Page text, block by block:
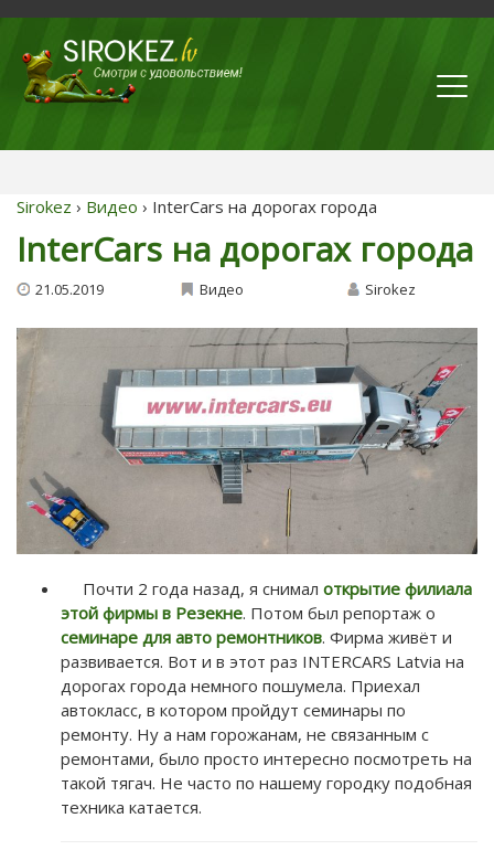
Sirokez › Видео › InterCars на дорогах города
InterCars на дорогах города
21.05.2019 Видео Sirokez
Почти 2 года назад, я снимал открытие филиала
этой фирмы в Резекне. Потом был репортаж о
семинаре для авто ремонтников. Фирма живёт и
развивается. Вот и в этот раз INTERCARS Latvia на
дорогах города немного пошумела. Приехал
автокласс, в котором пройдут семинары по
ремонту. Ну а нам горожанам, не связанным с
ремонтами, было просто интересно посмотреть на
такой тягач. Не часто по нашему городку подобная
техника катается.